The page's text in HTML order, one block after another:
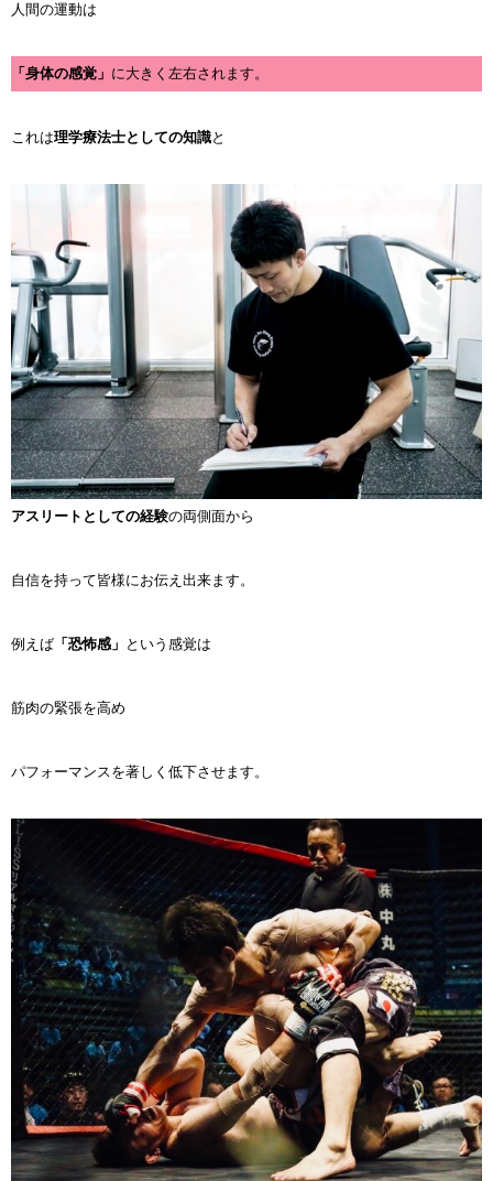
人間の運動は
「身体の感覚」 に大きく左右されます。
これは理学療法士としての知識と
アスリートとしての経験の両側面から
自信を持って皆様にお伝え出来ます。
例えば 「恐怖感」 という感覚は
筋肉の緊張を高め
パフォーマンスを著しく低下させます。